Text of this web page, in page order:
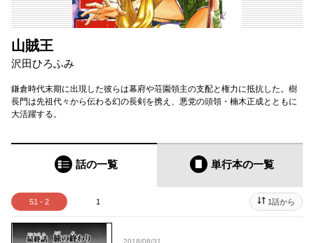
山賊王
沢田ひろふみ
鎌倉時代末期に出現した彼らは幕府や荘園領主の支配と権力に抵抗した。樹
長門は先祖代々から伝わる幻の長剣を携え、悪党の頭領・楠木正成とともに
大活躍する。
話の一覧 単行本の一覧
51 - 2 1 1話から
2018/08/31